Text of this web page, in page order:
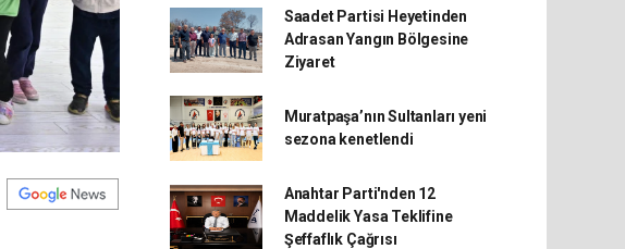
Saadet Partisi Heyetinden
Adrasan Yangın Bölgesine
Ziyaret
Muratpaşa’nın Sultanları yeni
sezona kenetlendi
Anahtar Parti'nden 12
Maddelik Yasa Teklifine
Şeffaflık Çağrısı